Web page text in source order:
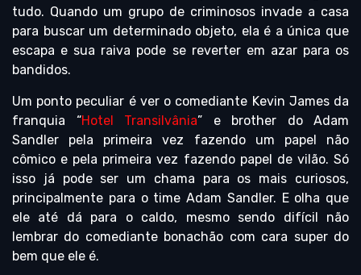
tudo. Quando um grupo de criminosos invade a casa
para buscar um determinado objeto, ela é a única que
escapa e sua raiva pode se reverter em azar para os
bandidos.
Um ponto peculiar é ver o comediante Kevin James da
franquia “Hotel Transilvânia” e brother do Adam
Sandler pela primeira vez fazendo um papel não
cômico e pela primeira vez fazendo papel de vilão. Só
isso já pode ser um chama para os mais curiosos,
principalmente para o time Adam Sandler. E olha que
ele até dá para o caldo, mesmo sendo difícil não
lembrar do comediante bonachão com cara super do
bem que ele é.